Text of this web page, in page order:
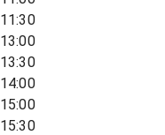
11:30
13:00
13:30
14:00
15:00
15:30